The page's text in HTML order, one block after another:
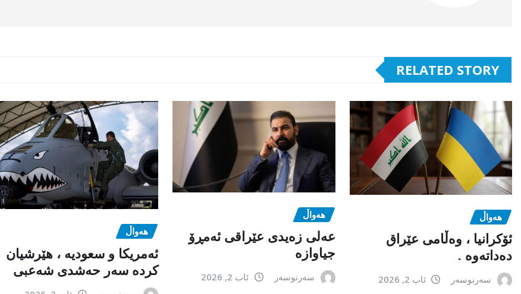
RELATED STORY
هەواڵ
ئۆکرانیا ، وەڵامی عێراق
دەداتەوە .
سەرنوسەر ئاب 2, 2026
هەواڵ
عەلی زەیدی عێراقی ئەمڕۆ
جیاوازە
سەرنوسەر ئاب 2, 2026
هەواڵ
ئەمریکا و سعودیە ، هێرشیان
کردە سەر حەشدی شەعبی